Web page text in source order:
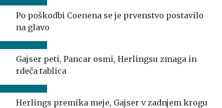
Po poškodbi Coenena se je prvenstvo postavilo
na glavo
Gajser peti, Pancar osmi, Herlingsu zmaga in
rdeča tablica
Herlings premika meje, Gajser v zadnjem krogu